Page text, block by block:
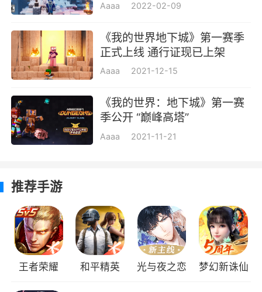
推，直接弄死。选择地图的时候会看到能出的装
备。
游戏评价
有着大量电脑随机生成的场景和敌人，在不同的
场景中会有不同的掉落物，后期难度具有一定的
挑战性，喜欢这种类型游戏的玩家快来下载试试
游戏视频
Aaaa 2022-02-09
《我的世界地下城》第一赛季
正式上线 通行证现已上架
Aaaa 2021-12-15
《我的世界：地下城》第一赛
季公开 “巅峰高塔”
Aaaa 2021-11-21
推荐手游
王者荣耀 和平精英 光与夜之恋 梦幻新诛仙